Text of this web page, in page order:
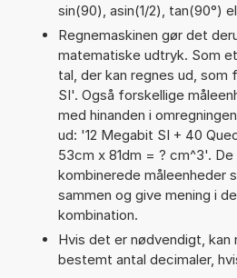
sin(90), asin(1/2), tan(90°)
Regnemaskinen gør det
matematiske udtryk. Som
tal, der kan regnes ud,
SI'. Også forskellige
med hinanden i
ud: '12 Megabit SI + 40
53cm x 81dm = ? cm^3'.
kombinerede måleenheder
sammen og give mening i
kombination.
Hvis det er nødvendigt,
bestemt antal decimaler,